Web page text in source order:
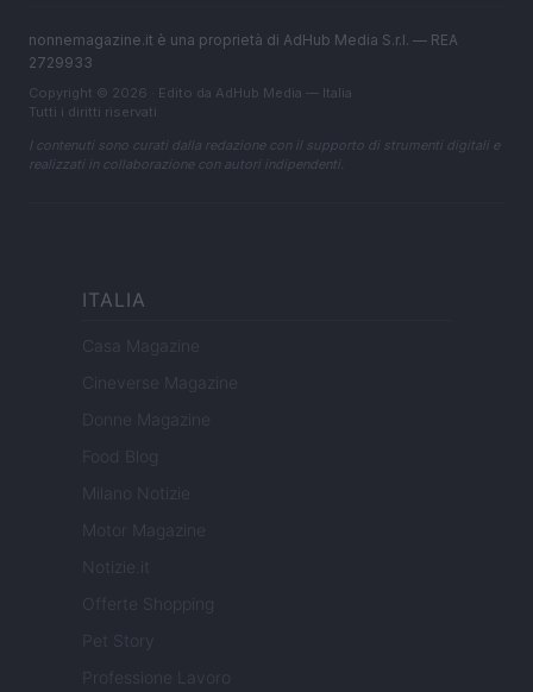
nonnemagazine.it è una proprietà di AdHub Media S.r.l. — REA
2729933
Copyright © 2026 · Edito da AdHub Media — Italia
Tutti i diritti riservati
I contenuti sono curati dalla redazione con il supporto di strumenti digitali e
realizzati in collaborazione con autori indipendenti.
ITALIA
Casa Magazine
Cineverse Magazine
Donne Magazine
Food Blog
Milano Notizie
Motor Magazine
Notizie.it
Offerte Shopping
Professione Lavoro